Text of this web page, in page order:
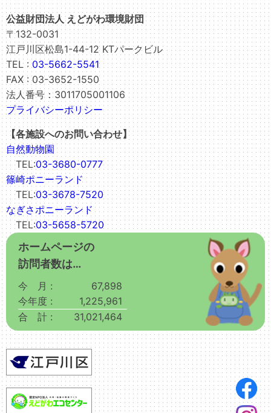
公益財団法人 えどがわ環境財団
〒132-0031
江戸川区松島1-44-12 KTパークビル
TEL :03-5662-5541
FAX : 03-3652-1550
法人番号：3011705001106
プライバシーポリシー
【各施設へのお問い合わせ】
自然動物園
TEL:03-3680-0777
篠崎ポニーランド
TEL:03-3678-7520
なぎさポニーランド
TEL:03-5658-5720
ホームページの
訪問者数は…
今 月 :
67,898
今年度 :
1,225,961
合 計 :
31,021,464